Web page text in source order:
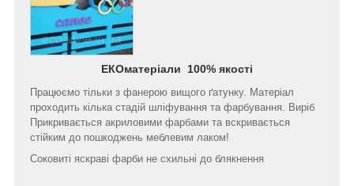
ЕКОматеріали 100% якості
Працюємо тільки з фанерою вищого ґатунку. Матеріал
проходить кілька стадій шліфування та фарбування. Виріб
Прикривається акриловими фарбами та вскривається
стійким до пошкоджень меблевим лаком!
Соковиті яскраві фарби не схильні до блякнення